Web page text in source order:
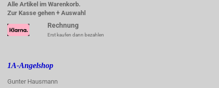
Alle Artikel im Warenkorb.
Zur Kasse gehen + Auswahl
Rechnung
Erst kaufen dann bezahlen
1A-Angelshop
Gunter Hausmann